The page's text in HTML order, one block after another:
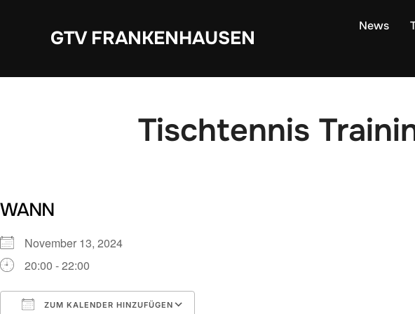
GTV FRANKENHAUSEN
News
Tischtennis
WANN
November 13, 2024
20:00 - 22:00
ZUM KALENDER HINZUFÜGEN